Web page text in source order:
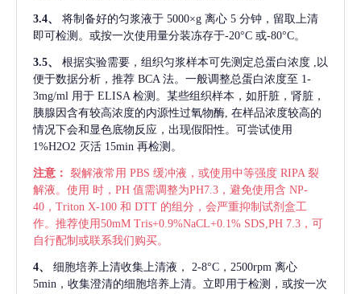
3.4、 将制备好的匀浆液于 5000×g 离心 5 分钟，留取上清
即可检测。或按一次使用量分装冻存于-20°C 或-80°C。
3.5、 根据实验需要，组织匀浆样本可先测定总蛋白浓度 ,以
便于数据分析，推荐 BCA 法。一般调整总蛋白浓度至 1-
3mg/ml 用于 ELISA 检测。某些组织样本，如肝脏，肾脏，
胰腺因含有较高浓度的内源性过氧物酶, 在样品浓度较高的
情况下会和显色底物反应，出现假阳性。可尝试使用
1%H2O2 灭活 15min 再检测。
注意： 裂解液常用 PBS 缓冲液，或使用中等强度 RIPA 裂
解液。使用 时，PH 值需调整为PH7.3，避免使用含 NP-
40，Triton X-100 和 DTT 的组分，会严重抑制试剂盒工
作。推荐使用50mM Tris+0.9%NaCL+0.1% SDS,PH 7.3，可
自行配制或联系我们购买。
4、 细胞培养上清收集上清液，
2-8°C，2500rpm 离心
5min，收集澄清的细胞培养上清。立即用于检测，或按一次